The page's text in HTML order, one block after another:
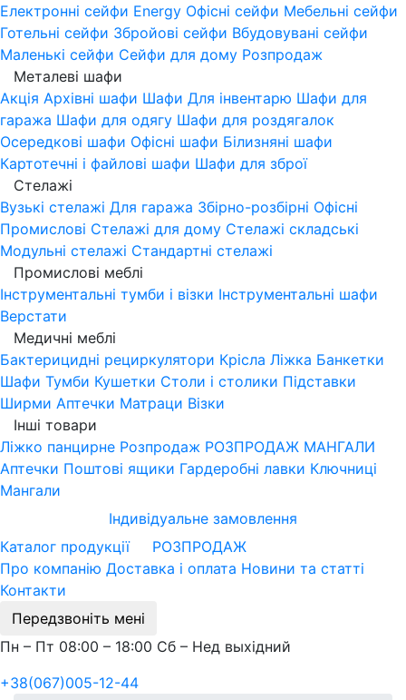
Електронні сейфи Energy Офісні сейфи Мебельні сейфи
Готельні сейфи Збройові сейфи Вбудовувані сейфи
Маленькі сейфи Сейфи для дому Розпродаж
Металеві шафи
Акція Архівні шафи Шафи Для інвентарю Шафи для
гаража Шафи для одягу Шафи для роздягалок
Осередкові шафи Офісні шафи Білизняні шафи
Картотечні і файлові шафи Шафи для зброї
Стелажі
Вузькі стелажі Для гаража Збірно-розбірні Офісні
Промислові Стелажі для дому Стелажі складські
Модульні стелажі Стандартні стелажі
Промислові меблі
Інструментальні тумби і візки Інструментальні шафи
Верстати
Медичні меблі
Бактерицидні рециркулятори Крісла Ліжка Банкетки
Шафи Тумби Кушетки Столи і столики Підставки
Ширми Аптечки Матраци Візки
Інші товари
Ліжко панцирне Розпродаж РОЗПРОДАЖ МАНГАЛИ
Аптечки Поштові ящики Гардеробні лавки Ключниці
Мангали
Індивідуальне замовлення
Каталог продукції
РОЗПРОДАЖ
Про компанію Доставка і оплата Новини та статті
Контакти
Передзвоніть мені
Пн – Пт 08:00 – 18:00 Сб – Нед выхідний
+38(067)005-12-44